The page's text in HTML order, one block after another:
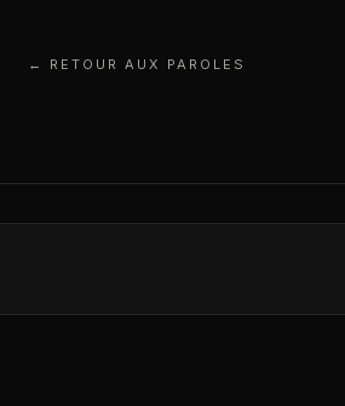
← RETOUR AUX PAROLES